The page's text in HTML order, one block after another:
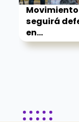
seguirá
en...